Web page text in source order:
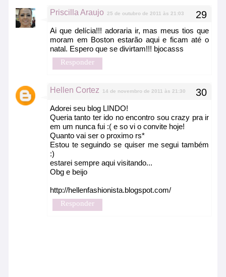
Priscilla Araujo 25 de outubro de 2011 às 21:03
Ai que delícia!!! adoraria ir, mas meus tios que
moram em Boston estarão aqui e ficam até o
natal. Espero que se divirtam!!! bjocasss
Responder
Hellen Cortez 14 de novembro de 2011 às 21:30
Adorei seu blog LINDO!
Queria tanto ter ido no encontro sou crazy pra ir
em um nunca fui :( e so vi o convite hoje!
Quanto vai ser o proximo rs*
Estou te seguindo se quiser me segui também
:)
estarei sempre aqui visitando...
Obg e beijo
http://hellenfashionista.blogspot.com/
Responder